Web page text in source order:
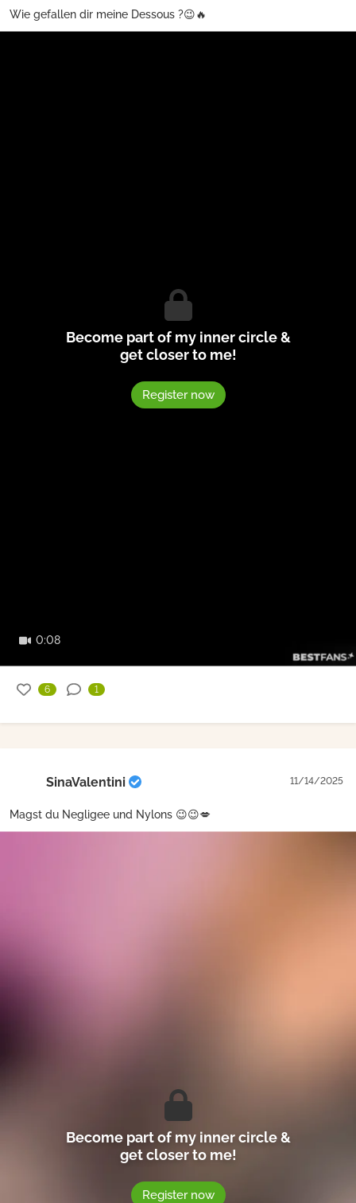
Wie gefallen dir meine Dessous ?😉🔥
0:08
Become part of my inner circle &
get closer to me!
Register now
6 1
SinaValentini 11/14/2025
Magst du Negligee und Nylons 😉😉💋
Become part of my inner circle &
get closer to me!
Register now